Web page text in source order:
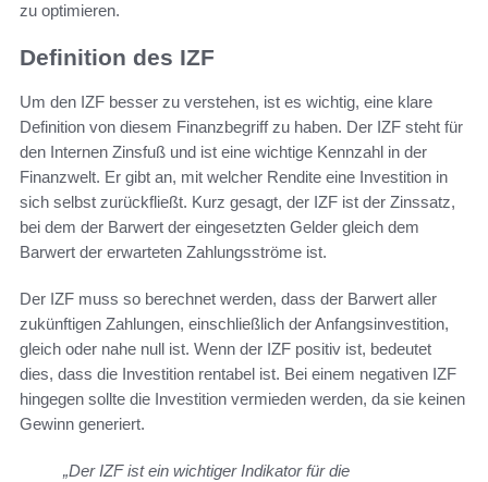
zu optimieren.
Definition des IZF
Um den IZF besser zu verstehen, ist es wichtig, eine klare
Definition von diesem Finanzbegriff zu haben. Der IZF steht für
den Internen Zinsfuß und ist eine wichtige Kennzahl in der
Finanzwelt. Er gibt an, mit welcher Rendite eine Investition in
sich selbst zurückfließt. Kurz gesagt, der IZF ist der Zinssatz,
bei dem der Barwert der eingesetzten Gelder gleich dem
Barwert der erwarteten Zahlungsströme ist.
Der IZF muss so berechnet werden, dass der Barwert aller
zukünftigen Zahlungen, einschließlich der Anfangsinvestition,
gleich oder nahe null ist. Wenn der IZF positiv ist, bedeutet
dies, dass die Investition rentabel ist. Bei einem negativen IZF
hingegen sollte die Investition vermieden werden, da sie keinen
Gewinn generiert.
„Der IZF ist ein wichtiger Indikator für die